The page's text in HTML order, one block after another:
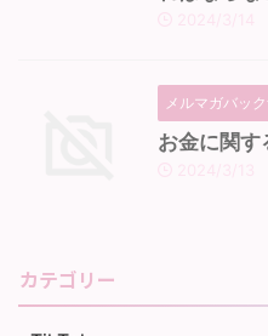
メルマガバッ
お金に関す
カテゴリー